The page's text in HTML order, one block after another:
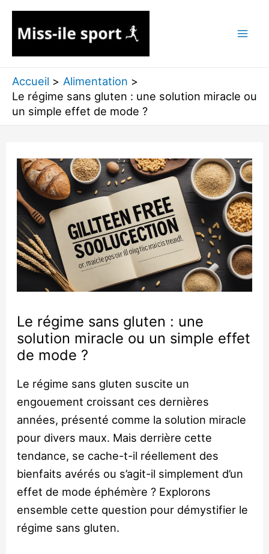
Aller
Accueil
Alimentation
Le régime sans gluten : une solution miracle ou
un simple effet de mode ?
Le régime sans gluten : une
solution miracle ou un simple effet
de mode ?
Le régime sans gluten suscite un
engouement croissant ces dernières
années, présenté comme la solution miracle
pour divers maux. Mais derrière cette
tendance, se cache-t-il réellement des
bienfaits avérés ou s’agit-il simplement d’un
effet de mode éphémère ? Explorons
ensemble cette question pour démystifier le
régime sans gluten.